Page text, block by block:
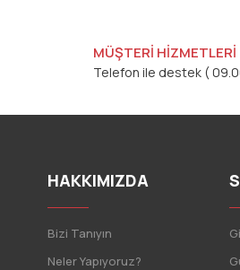
MÜŞTERİ HİZMETLERİ
Telefon ile destek (
HAKKIMIZDA
Bizi Tanıyın
Neler Yapıyoruz?